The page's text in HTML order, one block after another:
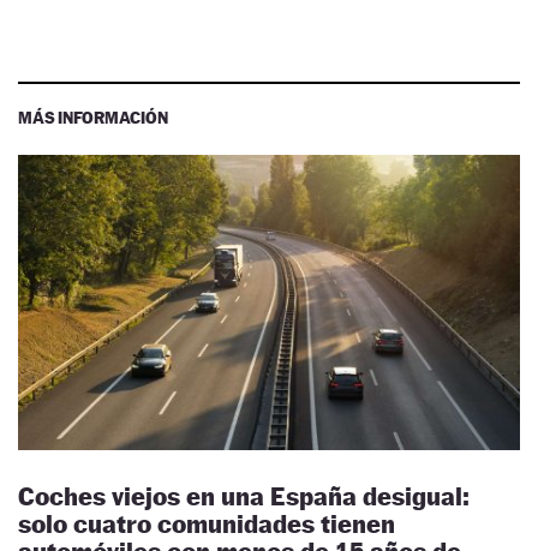
MÁS INFORMACIÓN
Coches viejos en una España desigual:
solo cuatro comunidades tienen